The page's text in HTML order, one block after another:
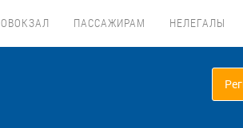
ПАССАЖИРАМ НЕЛЕГАЛЫ